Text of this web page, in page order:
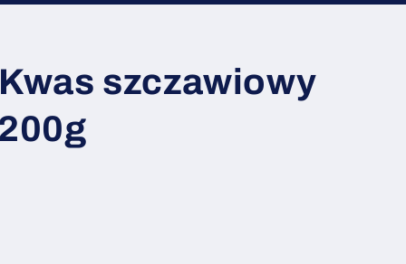
szczawiowy